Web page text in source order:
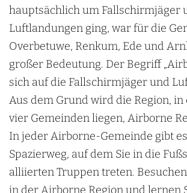
hauptsächlich um Fallschirmjäger
Luftlandungen ging, war für die
Overbetuwe, Renkum, Ede und
großer Bedeutung. Der Begriff
sich auf die Fallschirmjäger und
Aus dem Grund wird die Region, in
vier Gemeinden liegen, Airborne
In jeder Airborne-Gemeinde gibt
Spazierweg, auf dem Sie in die
alliierten Truppen treten.
in der Airborne Region und lernen